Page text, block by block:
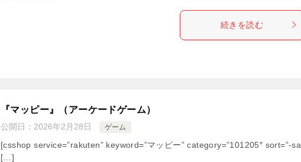
続きを読む
『マッピー』（アーケードゲーム）
公開日： 2026年2月28日 ゲーム
[csshop service=”rakuten” keyword=”マッピー” category=”101205″ sort=”-sa
[…]